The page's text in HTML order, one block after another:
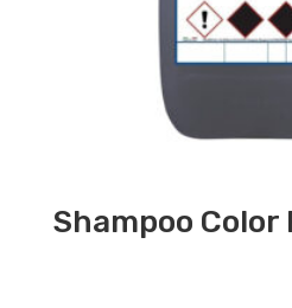
Shampoo Color